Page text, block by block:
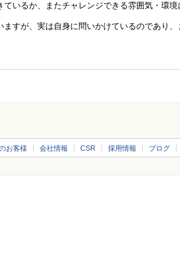
いるか、またチャレンジできる雰囲気・環境
すが、実は自身に問いかけているのであり
お客様 会社情報 CSR 採用情報 ブログ